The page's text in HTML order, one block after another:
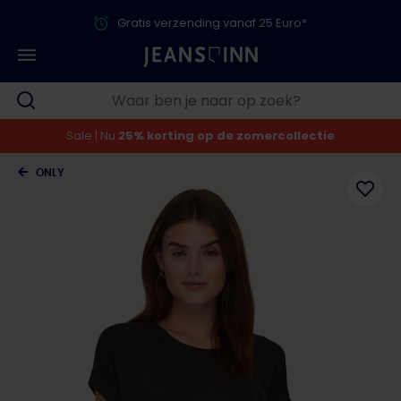
Gratis verzending vanaf 25 Euro*
Sale | Nu 25% korting op de zomercollectie
ONLY